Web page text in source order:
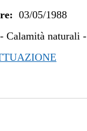
03/05/1988
-Calamità naturali